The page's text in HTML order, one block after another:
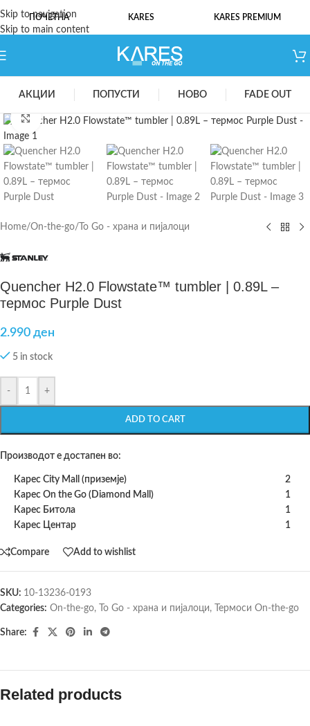
Skip to navigation
Skip to main content
ПОЧЕТНА KARES KARES PREMIUM
АКЦИИ ПОПУСТИ НОВО FADE OUT
Click to enlarge
Home/On-the-go/ To Go - храна и пијалоци
Quencher H2.0 Flowstate™ tumbler | 0.89L –
термос Purple Dust
2.990 ден
5 in stock
- +
ADD TO CART
Производот е достапен во:
Карес City Mall (приземје)
2
Карес On the Go (Diamond Mall)
1
Карес Битола
1
Карес Центар
1
Compare Add to wishlist
SKU: 10-13236-0193
Categories: On-the-go, To Go - храна и пијалоци, Термоси On-the-go
Share:
Related products